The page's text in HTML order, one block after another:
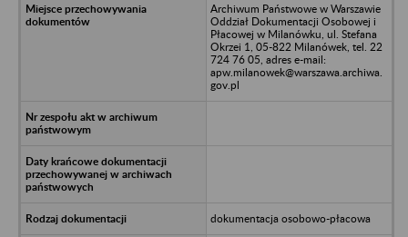
Archiwum Państwowe w Warszawie
Oddział Dokumentacji Osobowej i
Płacowej w Milanówku, ul. Stefana
Okrzei 1, 05-822 Milanówek, tel. 22
724 76 05, adres e-mail:
apw.milanowek@warszawa.archiwa.
gov.pl
dokumentacja osobowo-płacowa